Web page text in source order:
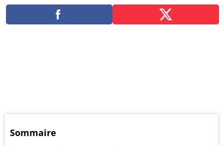
Sommaire